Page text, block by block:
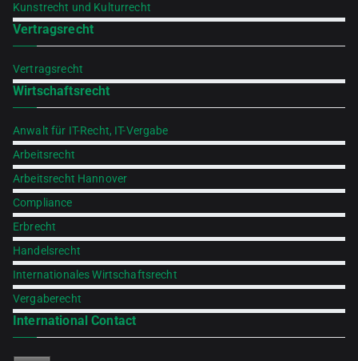
Kunstrecht und Kulturrecht
Vertragsrecht
Vertragsrecht
Wirtschaftsrecht
Anwalt für IT-Recht, IT-Vergabe
Arbeitsrecht
Arbeitsrecht Hannover
Compliance
Erbrecht
Handelsrecht
Internationales Wirtschaftsrecht
Vergaberecht
International Contact